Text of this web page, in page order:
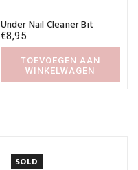
Under Nail Cleaner Bit
€8,95
TOEVOEGEN AAN
WINKELWAGEN
SOLD